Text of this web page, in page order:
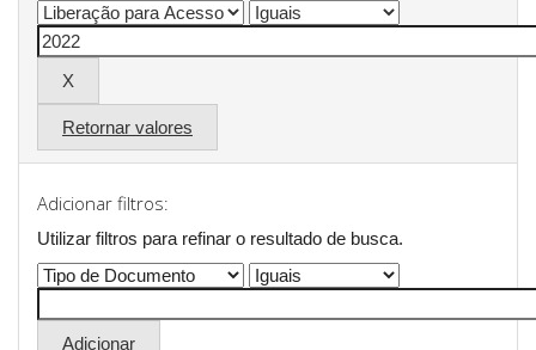
Retornar valores
Adicionar filtros:
Utilizar filtros para refinar o resultado de busca.